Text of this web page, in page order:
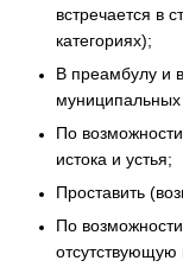
встречается в
категориях);
В преамбулу и
По
истока и устья;
Проставить
По